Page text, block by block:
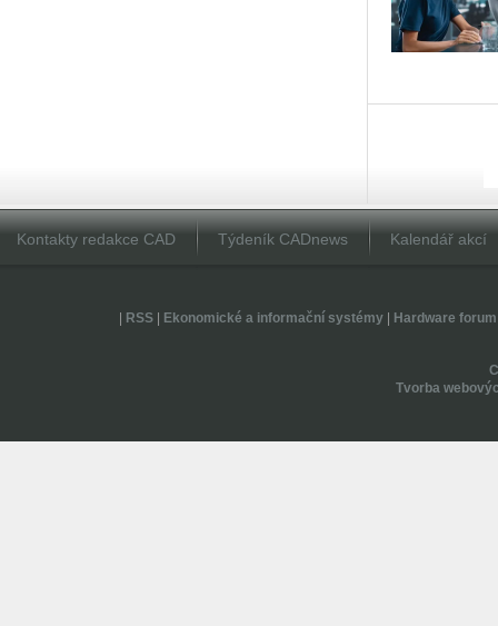
Kontakty redakce CAD Týdeník CADnews Kalendář akcí
RSS| Ekonomické a informační systémy| Hardware forum
Tvorba